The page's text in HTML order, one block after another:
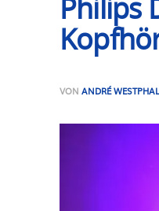
Philips
VON ANDRÉ WESTPHAL